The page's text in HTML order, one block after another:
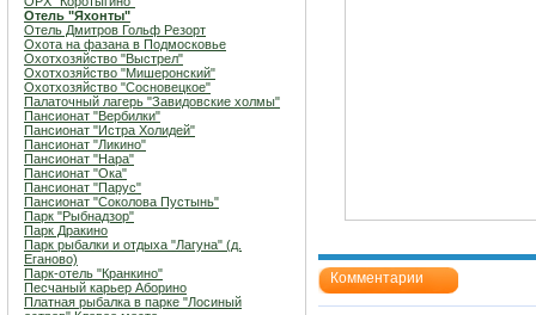
Отель "Яхонты"
Отель Дмитров Гольф Резорт
Охота на фазана в Подмосковье
Охотхозяйство "Выстрел"
Охотхозяйство "Мишеронский"
Охотхозяйство "Сосновецкое"
Палаточный лагерь "Завидовские холмы"
Пансионат "Вербилки"
Пансионат "Истра Холидей"
Пансионат "Ликино"
Пансионат "Нара"
Пансионат "Ока"
Пансионат "Парус"
Пансионат "Соколова Пустынь"
Парк "Рыбнадзор"
Парк Дракино
Парк рыбалки и отдыха "Лагуна" (д.
Еганово)
Парк-отель "Кранкино"
Песчаный карьер Аборино
Платная рыбалка в парке "Лосиный
Комментарии